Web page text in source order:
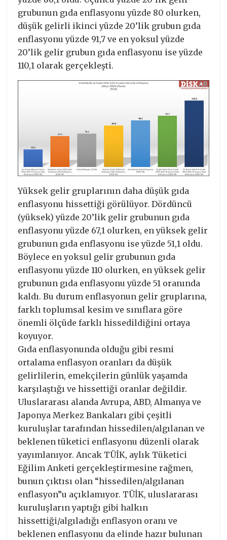
grubunun gıda enflasyonu yüzde 80 olurken,
düşük gelirli ikinci yüzde 20’lik grubun gıda
enflasyonu yüzde 91,7 ve en yoksul yüzde
20’lik gelir grubun gıda enflasyonu ise yüzde
110,1 olarak gerçekleşti.
Yüksek gelir gruplarının daha düşük gıda
enflasyonu hissettiği görülüyor. Dördüncü
(yüksek) yüzde 20’lik gelir grubunun gıda
enflasyonu yüzde 67,1 olurken, en yüksek gelir
grubunun gıda enflasyonu ise yüzde 51,1 oldu.
Böylece en yoksul gelir grubunun gıda
enflasyonu yüzde 110 olurken, en yüksek gelir
grubunun gıda enflasyonu yüzde 51 oranında
kaldı. Bu durum enflasyonun gelir gruplarına,
farklı toplumsal kesim ve sınıflara göre
önemli ölçüde farklı hissedildiğini ortaya
koyuyor.
Gıda enflasyonunda olduğu gibi resmi
ortalama enflasyon oranları da düşük
gelirlilerin, emekçilerin günlük yaşamda
karşılaştığı ve hissettiği oranlar değildir.
Uluslararası alanda Avrupa, ABD, Almanya ve
Japonya Merkez Bankaları gibi çeşitli
kuruluşlar tarafından hissedilen/algılanan ve
beklenen tüketici enflasyonu düzenli olarak
yayımlanıyor. Ancak TÜİK, aylık Tüketici
Eğilim Anketi gerçekleştirmesine rağmen,
bunun çıktısı olan “hissedilen/algılanan
enflasyon”u açıklamıyor. TÜİK, uluslararası
kuruluşların yaptığı gibi halkın
hissettiği/algıladığı enflasyon oranı ve
beklenen enflasyonu da elinde hazır bulunan